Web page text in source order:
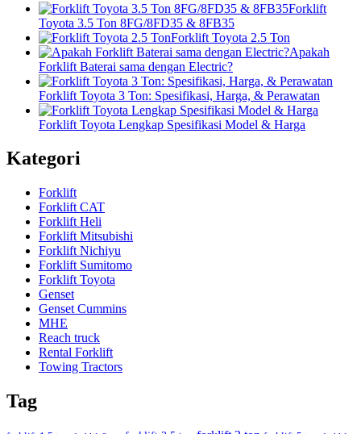
Forklift
Toyota 3.5 Ton 8FG/8FD35 & 8FB35
Forklift Toyota 2.5 Ton
Apakah
Forklift Baterai sama dengan Electric?
Forklift Toyota 3 Ton: Spesifikasi, Harga, & Perawatan
Forklift Toyota Lengkap Spesifikasi Model & Harga
Kategori
Forklift
Forklift CAT
Forklift Heli
Forklift Mitsubishi
Forklift Nichiyu
Forklift Sumitomo
Forklift Toyota
Genset
Genset Cummins
MHE
Reach truck
Rental Forklift
Towing Tractors
Tag